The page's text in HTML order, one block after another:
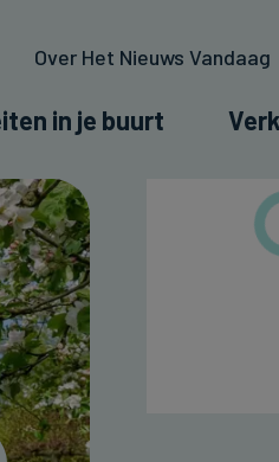
Over Het Nieuws Vandaag
in je buurt